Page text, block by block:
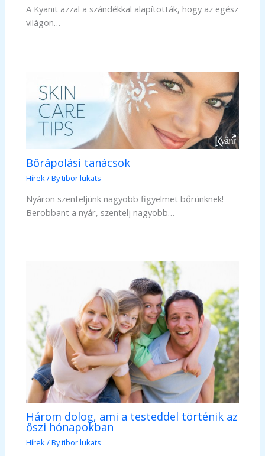
A Kyänit azzal a szándékkal alapították, hogy az egész
világon…
Bőrápolási tanácsok
Hírek / Bytibor lukats
Nyáron szenteljünk nagyobb figyelmet bőrünknek!
Berobbant a nyár, szentelj nagyobb…
Három dolog, ami a testeddel történik az
őszi hónapokban
Hírek/ Bytibor lukats